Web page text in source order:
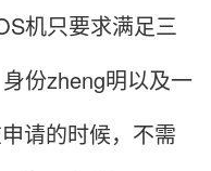
机只要求满足三
份zheng明以及一
请的时候，不需